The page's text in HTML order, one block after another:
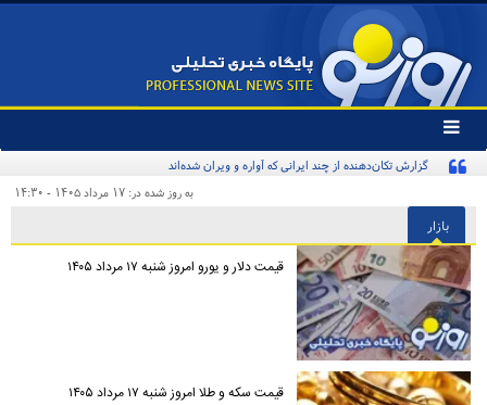
تغییر
وضعیت
منوی
ها
گزارش تکان‌دهنده از چند ایرانی که آواره و ویران شده‌اند
به روز شده در: ۱۷ مرداد ۱۴۰۵ - ۱۴:۳۰
بازار
قیمت دلار و یورو امروز شنبه ۱۷ مرداد ۱۴۰۵
قیمت سکه و طلا امروز شنبه ۱۷ مرداد ۱۴۰۵